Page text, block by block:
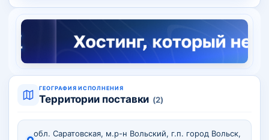
ГЕОГРАФИЯ ИСПОЛНЕНИЯ
Территории поставки (2)
обл. Саратовская, м.р-н Вольский, г.п. город Вольск,